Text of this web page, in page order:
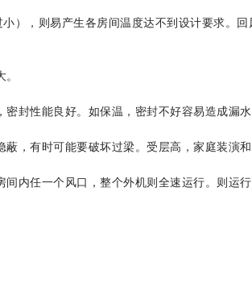
），则易产生各房间温度达不到设计要求。
密封性能良好。如保温，密封不好容易造成漏
蔽，有时可能要破坏过梁。受层高，家庭装演和
间内任一个风口，整个外机则全速运行。则运行